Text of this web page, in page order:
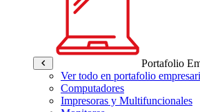
Portafolio
Ver todo en portafolio
Computadores
Impresoras y Multifuncionales